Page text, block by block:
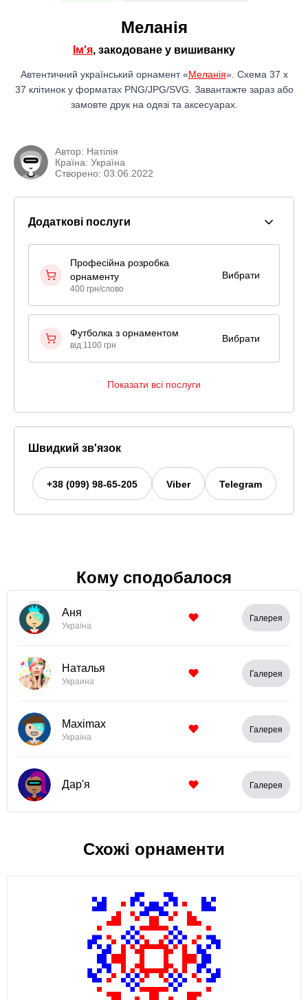
Меланія
Ім'я, закодоване у вишиванку
Автентичний український орнамент «Меланія». Схема 37 x
37 клітинок у форматах PNG/JPG/SVG. Завантажте зараз або
замовте друк на одязі та аксесуарах.
Автор: Натілія
Країна: Україна
Створено: 03.06.2022
Додаткові послуги
Професійна розробка
орнаменту
400 грн/слово
Вибрати
Футболка з орнаментом
від 1100 грн
Вибрати
Показати всі послуги
Швидкий зв'язок
+38 (099) 98-65-205 Viber Telegram
Кому сподобалося
Аня
Україна
Галерея
Наталья
Украина
Галерея
Maximax
Україна
Галерея
Дар'я Галерея
Схожі орнаменти